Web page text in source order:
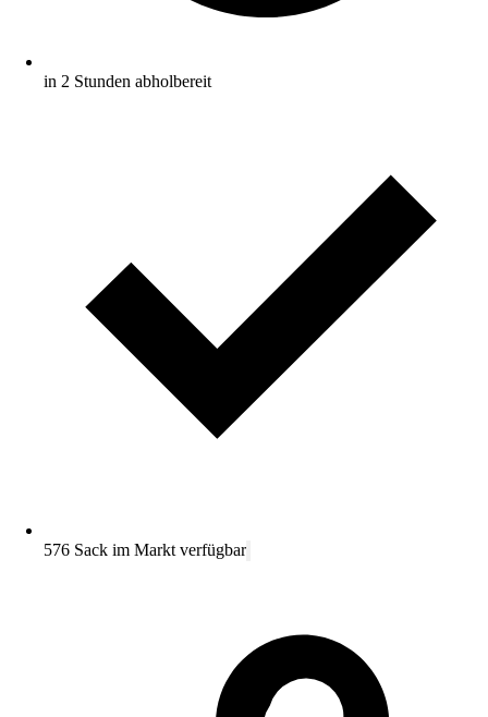
in 2 Stunden abholbereit
576 Sack im Markt verfügbar